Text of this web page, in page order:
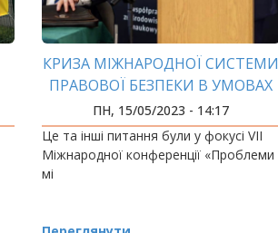
КРИЗА МІЖНАРОДНОЇ СИСТЕМИ
ПРАВОВОЇ БЕЗПЕКИ В УМОВАХ
РОСІЙСЬКОЇ АГРЕСІЇ НА УКРАЇНУ
ПН, 15/05/2023 - 14:17
Це та інші питання були у фокусі VII
Міжнародної конференції «Проблеми
мі